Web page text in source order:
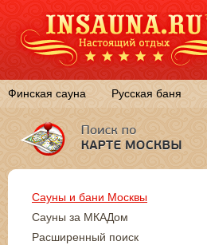
Финская сауна Русская баня
Сауны и бани Москвы
Сауны за МКАДом
Расширенный поиск